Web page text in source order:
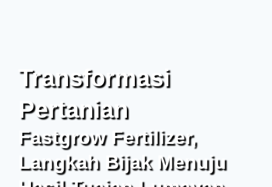
Transformasi
Pertanian
Fastgrow Fertilizer,
Langkah Bijak Menuju